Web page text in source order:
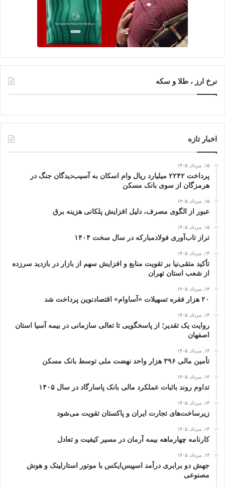
نرخ ارز ، طلا و سکه
اخبار تازه
۱۵, مرداد, ۱۴۰۵
پرداخت ۲۲۴۲ میلیارد ریال وام اسکان به آسیب‌دیدگان جنگ در
هرمزگان از سوی بانک مسکن
۱۵, مرداد, ۱۴۰۵
عبور از الگوی مصرف، دلیل افزایش پلکانی هزینه برق
۱۵, مرداد, ۱۴۰۵
تراز تاب‌آوری فولادمبارکه در سال سخت ۱۴۰۴
۱۴, مرداد, ۱۴۰۵
تأکید متقی‌نیا بر تقویت منابع و افزایش سهم از بازار در بازدید سرزده
از شعب استان تهران
۱۴, مرداد, ۱۴۰۵
۲۰ هزار فقره تسهیلات «آساوام» اقتصادنوین پرداخت شد
۱۴, مرداد, ۱۴۰۵
روایت یک تقدیر؛ از پاسخگویی تا تعالی سازمانی در بیمه آسیا استان
اصفهان
۱۴, مرداد, ۱۴۰۵
تأمین مالی ۳۹۶ هزار واحد نهضت ملی توسط بانک مسکن
۱۴, مرداد, ۱۴۰۵
تداوم روند باثبات عملکرد مالی بانک پاسارگاد در سال ۱۴۰۵
۱۴, مرداد, ۱۴۰۵
زیرساخت‌های تجارت ایران و پاکستان تقویت می‌شود
۱۴, مرداد, ۱۴۰۵
کارنامه چهارماهه بیمه آرمان در مسیر کیفیت و تعادل
۱۴, مرداد, ۱۴۰۵
جهش دو برابری درآمد اسپیس‌ایکس با موتور استارلینک و هوش
مصنوعی